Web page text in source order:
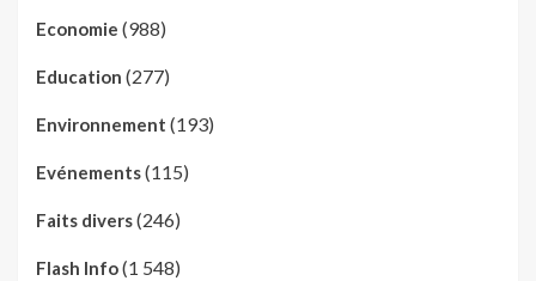
Economie (988)
Education (277)
Environnement (193)
Evénements(115)
Faits divers(246)
Flash Info(1 548)